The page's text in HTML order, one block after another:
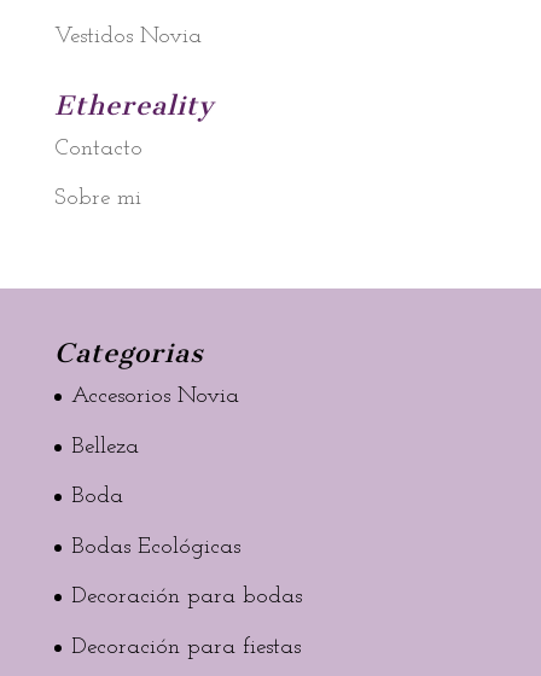
Vestidos Novia
Ethereality
Contacto
Sobre mi
Categorias
Accesorios Novia
Belleza
Boda
Bodas Ecológicas
Decoración para bodas
Decoración para fiestas